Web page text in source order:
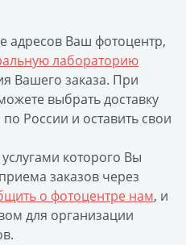
адресов Ваш фотоцентр,
лабораторию
Вашего заказа. При
выбрать доставку
России и оставить свои
которого Вы
заказов через
о фотоцентре нам, и
для организации